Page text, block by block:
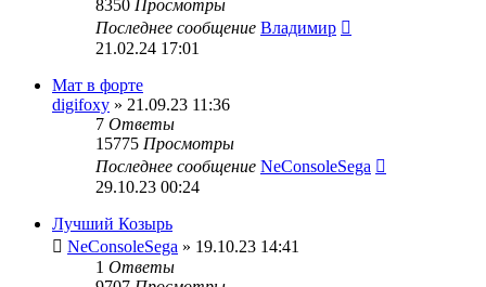
8350 Просмотры
Последнее сообщение Владимир
21.02.24 17:01
Мат в форте
digifoxy » 21.09.23 11:36
7 Ответы
15775 Просмотры
Последнее сообщение NeConsoleSega
29.10.23 00:24
Лучший Козырь
NeConsoleSega » 19.10.23 14:41
1 Ответы